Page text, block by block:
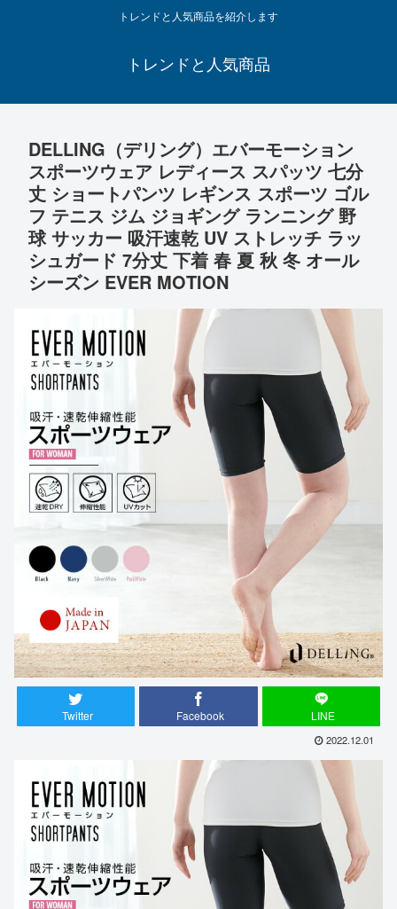
トレンドと人気商品を紹介します
トレンドと人気商品
DELLING（デリング）エバーモーション
スポーツウェア レディース スパッツ 七分
丈 ショートパンツ レギンス スポーツ ゴル
フ テニス ジム ジョギング ランニング 野
球 サッカー 吸汗速乾 UV ストレッチ ラッ
シュガード 7分丈 下着 春 夏 秋 冬 オール
シーズン EVER MOTION
Twitter Facebook LINE
2022.12.01